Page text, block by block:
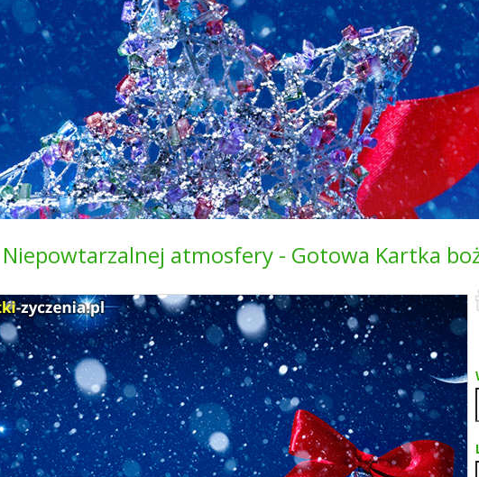
Niepowtarzalnej atmosfery - Gotowa Kartka